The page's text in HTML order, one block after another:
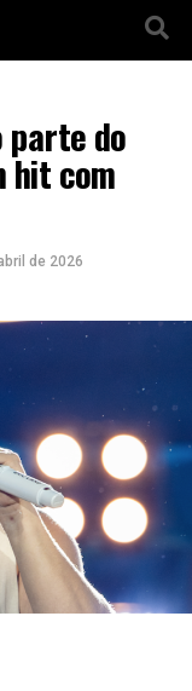
parte do
hit com
de 2026